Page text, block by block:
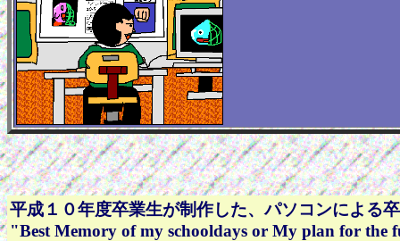
平成１０年度卒業生が制作した、パソコンによる
"Best Memory of my schooldays or My plan for the